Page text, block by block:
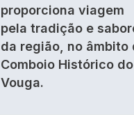
proporciona viagem
pela tradição e
da região, no âmbito
Comboio Histórico do
Vouga.